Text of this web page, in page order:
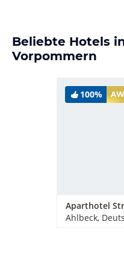
Beliebte Hotels
Vorpommern
100%
Ahlbeck,